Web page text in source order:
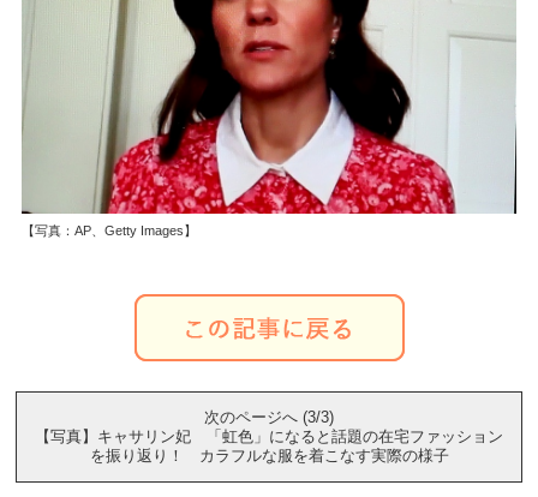
【写真：AP、Getty Images】
次のページへ (3/3)
【写真】キャサリン妃 「虹色」になると話題の在宅ファッション
を振り返り！ カラフルな服を着こなす実際の様子